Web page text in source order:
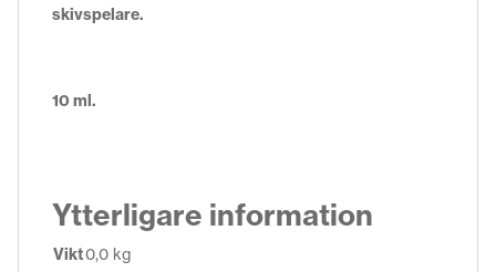
skivspelare.
10 ml.
Ytterligare information
Vikt0,0 kg